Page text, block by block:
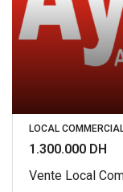
LOCAL
1.300.000 DH
Vente Local